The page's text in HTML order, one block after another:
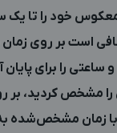
خود را تا یک
کافی است بر روی
و ساعتی را برای
با زمان مشخص‌شده